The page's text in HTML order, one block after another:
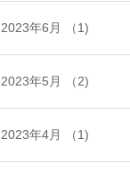
2023年6月 （1)
2023年5月 （2)
2023年4月 （1)